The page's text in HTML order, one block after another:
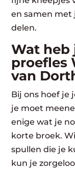
en samen met
delen.
Wat heb
proefles
van
Bij ons hoef je
je moet
enige wat je
korte broek.
spullen die je
kun je